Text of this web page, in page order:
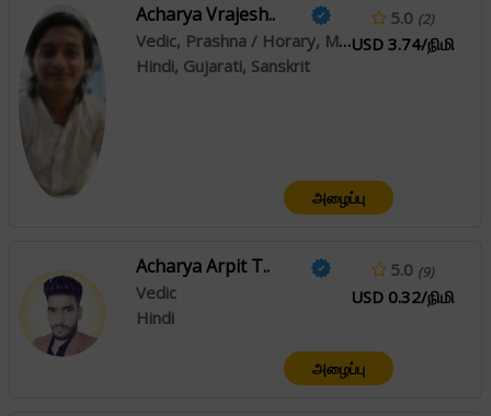
Acharya Vrajesh..
Vedic, Prashna / Horary, Muhurta
Hindi, Gujarati, Sanskrit
5.0 (2)
USD 3.74/நிமி
அழைப்பு
Acharya Arpit T..
Vedic
Hindi
5.0 (9)
USD 0.32/நிமி
அழைப்பு